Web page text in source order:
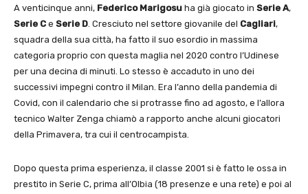
A venticinque anni, Federico Marigosu ha già giocato in Serie A,
Serie C e Serie D. Cresciuto nel settore giovanile del Cagliari,
squadra della sua città, ha fatto il suo esordio in massima
categoria proprio con questa maglia nel 2020 contro l’Udinese
per una decina di minuti. Lo stesso è accaduto in uno dei
successivi impegni contro il Milan. Era l’anno della pandemia di
Covid, con il calendario che si protrasse fino ad agosto, e l’allora
tecnico Walter Zenga chiamò a rapporto anche alcuni giocatori
della Primavera, tra cui il centrocampista.
Dopo questa prima esperienza, il classe 2001 si è fatto le ossa in
prestito in Serie C, prima all’Olbia (18 presenze e una rete) e poi al